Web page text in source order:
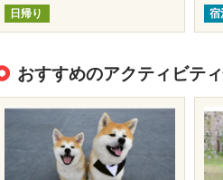
日帰り
宿
おすすめのアクティビテ